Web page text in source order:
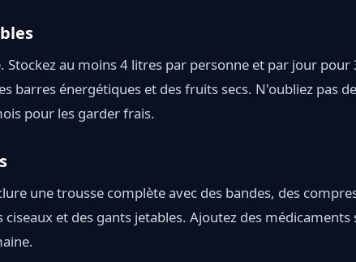
Stockez au moins 4 litres par personne et par jour pour
barres énergétiques et des fruits secs. N'oubliez pas de
pour les garder frais.
une trousse complète avec des bandes, des
et des gants jetables. Ajoutez des médicaments